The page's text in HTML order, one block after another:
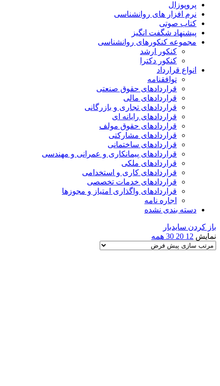
پروپوزال
نرم افزار های روانشناسی
کتاب صوتی
پیشنهاد شگفت انگیز
مجموعه کنکورهای روانشناسی
کنکور ارشد
کنکور دکترا
انواع قرارداد
توافقنامه
قراردادهای حقوق صنعتی
قراردادهای مالی
قراردادهای تجاری و بازرگانی
قراردادهای رایانه ای
قراردادهای حقوق مولف
قراردادهای مشارکتی
قراردادهای ساختمانی
قراردادهای پیمانکاری و عمرانی و مهندسی
قراردادهای ملکی
قراردادهای کاری و استخدامی
قراردادهای خدمات تخصصی
قراردادهای واگذاری امتیاز و مجوزها
اجاره نامه
دسته بندی نشده
باز کردن سایدبار
نمایش 12
20
30 همه